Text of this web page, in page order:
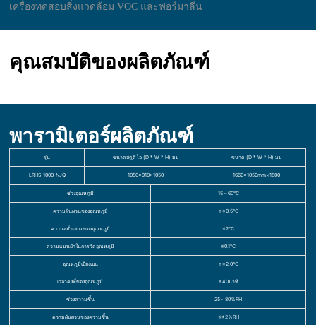
เครื่องทดสอบสิ่งแวดล้อม VOC และฟอร์มาลีน
คุณสมบัติของผลิตภัณฑ์
พารามิเตอร์ผลิตภัณฑ์
รุ่น ขนาดสตูดิโอ (D * W * H) มม ขนาด (D * W * H) มม
LRHS-1000-NJQ 1050×910×1050 1660×1050mm×1800
ช่วงอุณหภูมิ 15～60℃
ความผันผวนของอุณหภูมิ ≤±0.5℃
ความสม่ำเสมอของอุณหภูมิ ≤2℃
ความแม่นยำในการวัดอุณหภูมิ ≤0.1℃
อุณหภูมิเบี่ยงเบน ≤±2.0℃
เวลาคงที่ของอุณหภูมิ ≤40นาที
ช่วงความชื้น 25～80％RH
ความผันผวนของความชื้น ≤±2％RH